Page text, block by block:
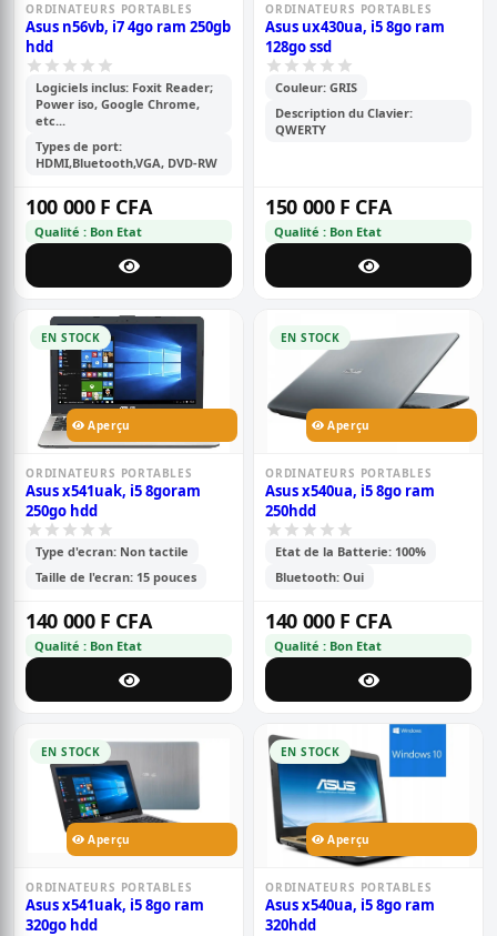
ORDINATEURS PORTABLES
Asus n56vb, i7 4go ram 250gb
hdd
Logiciels inclus: Foxit Reader;
Power iso, Google Chrome,
etc...
Types de port:
HDMI,Bluetooth,VGA, DVD-RW
100 000 F CFA
Qualité : Bon Etat
ORDINATEURS PORTABLES
Asus ux430ua, i5 8go ram
128go ssd
Couleur: GRIS
Description du Clavier:
QWERTY
150 000 F CFA
Qualité : Bon Etat
EN STOCK
Aperçu
ORDINATEURS PORTABLES
Asus x541uak, i5 8goram
250go hdd
Type d'ecran: Non tactile
Taille de l'ecran: 15 pouces
140 000 F CFA
Qualité : Bon Etat
EN STOCK
Aperçu
ORDINATEURS PORTABLES
Asus x540ua, i5 8go ram
250hdd
Etat de la Batterie: 100%
Bluetooth: Oui
140 000 F CFA
Qualité : Bon Etat
EN STOCK
Aperçu
ORDINATEURS PORTABLES
Asus x541uak, i5 8go ram
320go hdd
EN STOCK
Aperçu
ORDINATEURS PORTABLES
Asus x540ua, i5 8go ram
320hdd